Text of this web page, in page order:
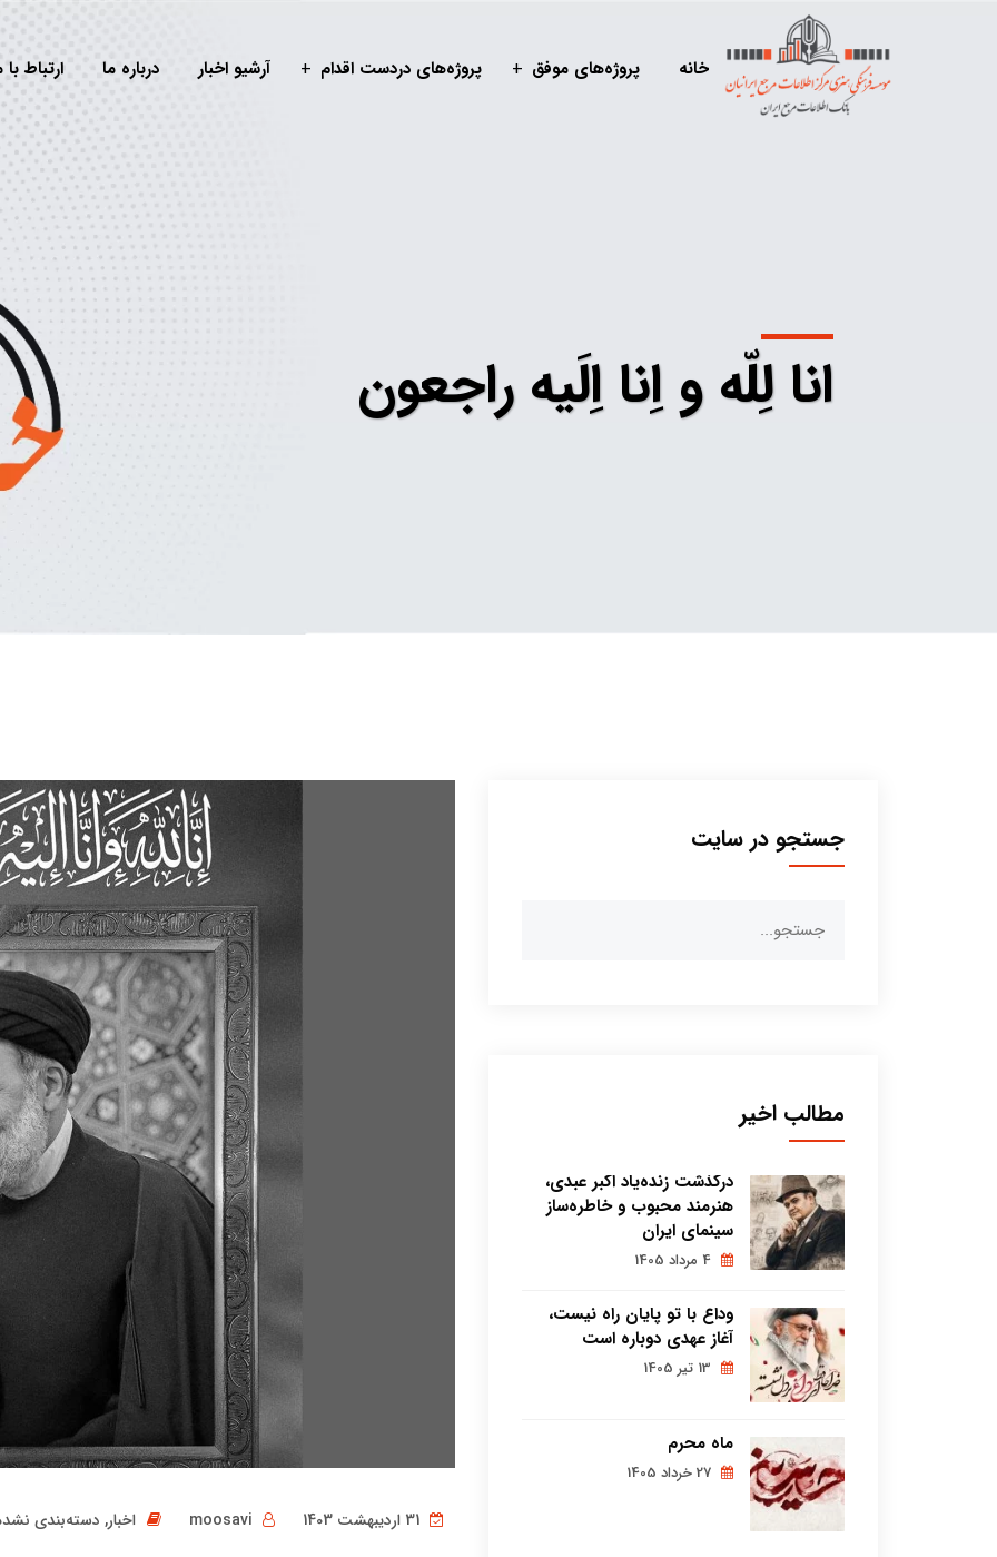
خانه پروژه‌های موفق پروژه‌های دردست اقدام آرشیو اخبار درباره ما ارتباط با
انا لِلّه و اِنا اِلَیه راجعون
اخبار, دسته‌بندی
جستجو در سایت
برای:
مطالب اخیر
درگذشت زنده‌یاد اکبر عبدی،
هنرمند محبوب و خاطره‌ساز
سینمای ایران
وداع با تو پایان راه نیست،
آغاز عهدی دوباره است
ماه محرم